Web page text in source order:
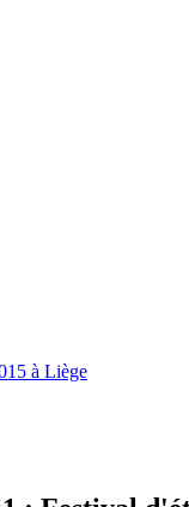
à Liège